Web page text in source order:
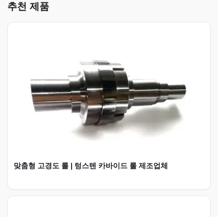
추천 제품
맞춤형 고경도 롤 | 텅스텐 카바이드 롤 제조업체